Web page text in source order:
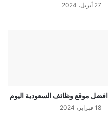
27 أبريل، 2024
افضل موقع وظائف السعودية اليوم
18 فبراير، 2024